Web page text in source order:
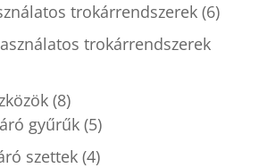
trokárrendszerek (6)
trokárrendszerek
(8)
gyűrűk (5)
szettek (4)